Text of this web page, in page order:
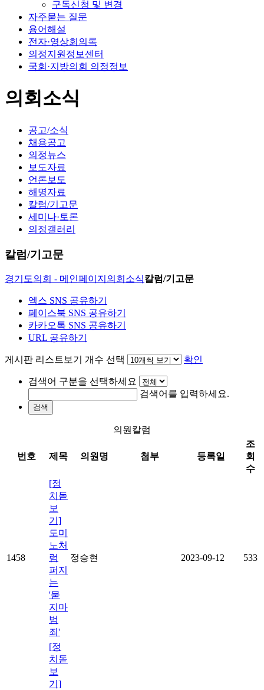
구독신청 및 변경
자주묻는 질문
용어해설
전자·영상회의록
의정지원정보센터
국회·지방의회 의정정보
의회소식
공고/소식
채용공고
의정뉴스
보도자료
언론보도
해명자료
칼럼/기고문
세미나·토론
의정갤러리
칼럼/기고문
경기도의회 - 메인페이지 의회소식칼럼/기고문
엑스 SNS 공유하기
페이스북 SNS 공유하기
카카오톡 SNS 공유하기
URL 공유하기
게시판 리스트보기 개수 선택 확인
검색어 구분을 선택하세요
검색어를 입력하세요.
검색
의원칼럼
번호 제목 의원명 첨부 등록일
조
회
수
1458
[정
치돋
보
기]
도미
노처
럼
퍼지
는
'묻
지마
범
죄'
정승현 2023-09-12 533
[정
치돋
보
기]